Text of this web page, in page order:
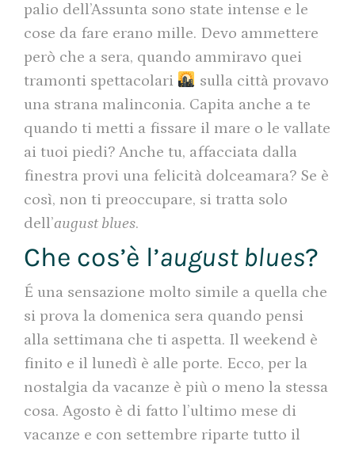
palio dell’Assunta sono state intense e le
cose da fare erano mille. Devo ammettere
però che a sera, quando ammiravo quei
tramonti spettacolari
sulla città provavo
una strana malinconia. Capita anche a te
quando ti metti a fissare il mare o le vallate
ai tuoi piedi? Anche tu, affacciata dalla
finestra provi una felicità dolceamara? Se è
così, non ti preoccupare, si tratta solo
dell’august blues.
Che cos’è l’august blues?
É una sensazione molto simile a quella che
si prova la domenica sera quando pensi
alla settimana che ti aspetta. Il weekend è
finito e il lunedì è alle porte. Ecco, per la
nostalgia da vacanze è più o meno la stessa
cosa. Agosto è di fatto l’ultimo mese di
vacanze e con settembre riparte tutto il